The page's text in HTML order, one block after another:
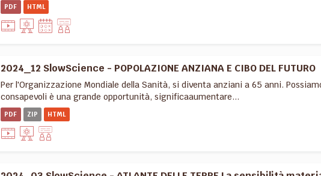
PDF HTML
2024_12 SlowScience - POPOLAZIONE ANZIANA E CIBO DEL FUTURO
Per l'Organizzazione Mondiale della Sanità, si diventa anziani a 65 anni.
consapevoli è una grande opportunità, significaaumentare...
PDF ZIP HTML